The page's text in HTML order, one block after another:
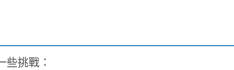
些挑戰：